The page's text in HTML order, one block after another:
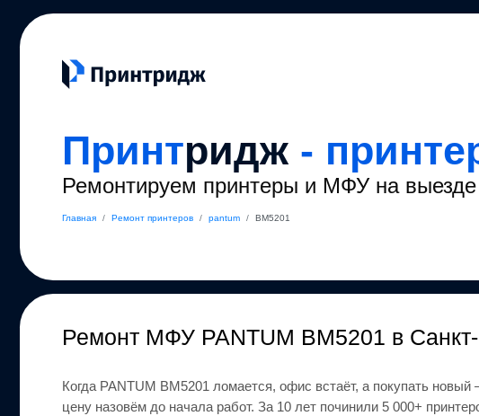
Принтридж -
Ремонтируем принтеры и МФУ на выезде
Главная / Ремонт принтеров / pantum / BM5201
Ремонт МФУ PANTUM BM5201 в
Когда PANTUM BM5201 ломается, офис встаёт, а покупать новый
цену назовём до начала работ. За 10 лет починили 5 000+